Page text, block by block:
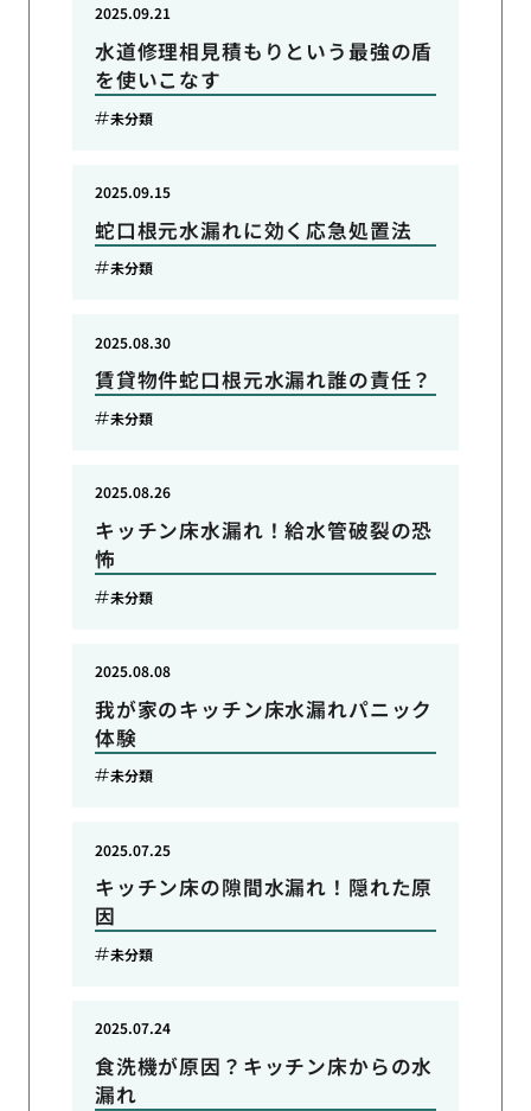
水道修理相見積もりという最強の盾
を使いこなす
2025.09.21
未分類
蛇口根元水漏れに効く応急処置法
2025.09.15
未分類
賃貸物件蛇口根元水漏れ誰の責任？
2025.08.30
未分類
キッチン床水漏れ！給水管破裂の恐
怖
2025.08.26
未分類
我が家のキッチン床水漏れパニック
体験
2025.08.08
未分類
キッチン床の隙間水漏れ！隠れた原
因
2025.07.25
未分類
食洗機が原因？キッチン床からの水
漏れ
2025.07.24